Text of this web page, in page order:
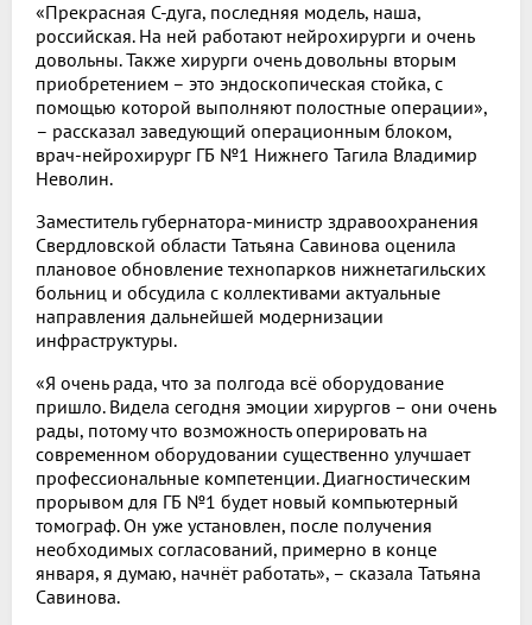
«Прекрасная С-дуга, последняя модель, наша,
российская. На ней работают нейрохирурги и очень
довольны. Также хирурги очень довольны вторым
приобретением – это эндоскопическая стойка, с
помощью которой выполняют полостные операции»,
– рассказал заведующий операционным блоком,
врач-нейрохирург ГБ №1 Нижнего Тагила Владимир
Неволин.
Заместитель губернатора-министр здравоохранения
Свердловской области Татьяна Савинова оценила
плановое обновление технопарков нижнетагильских
больниц и обсудила с коллективами актуальные
направления дальнейшей модернизации
инфраструктуры.
«Я очень рада, что за полгода всё оборудование
пришло. Видела сегодня эмоции хирургов – они очень
рады, потому что возможность оперировать на
современном оборудовании существенно улучшает
профессиональные компетенции. Диагностическим
прорывом для ГБ №1 будет новый компьютерный
томограф. Он уже установлен, после получения
необходимых согласований, примерно в конце
января, я думаю, начнёт работать», – сказала Татьяна
Савинова.